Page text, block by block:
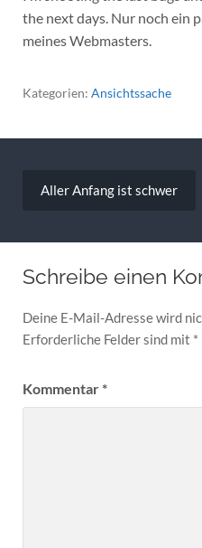
the next days. Nur noch ein
meines Webmasters.
Kategorien: Ansichtssache
Aller Anfang ist schwer
Schreibe einen
Deine E-Mail-Adresse wird
Erforderliche Felder sind mit *
Kommentar*